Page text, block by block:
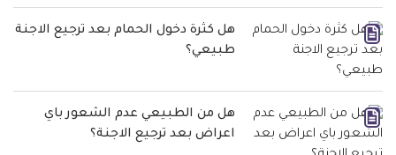
هل كثرة دخول الحمام بعد ترجيع الاجنة
طبيعي؟
هل من الطبيعي عدم الشعور باي
اعراض بعد ترجيع الاجنة؟